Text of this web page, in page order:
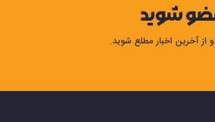
عضو شوید
از آخرین اخبار مطلع شوید.